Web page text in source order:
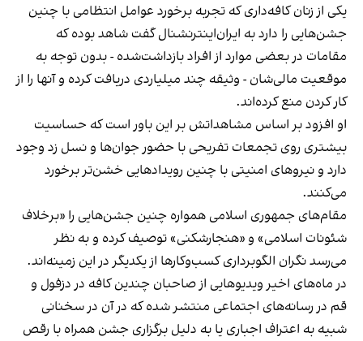
یکی از زنان کافه‌داری که تجربه برخورد عوامل انتظامی با چنین
جشن‌هایی را دارد به ایران‌اینترنشنال گفت شاهد بوده که
مقامات در بعضی موارد از افراد بازداشت‌‌شده - بدون توجه به
موقعیت مالی‌شان - وثیقه چند میلیاردی دریافت کرده و آنها را از
کار کردن منع کرده‌اند.
او افزود بر اساس مشاهداتش بر این باور است که حساسیت
بیشتری روی تجمعات تفریحی با حضور جوان‌ها و نسل زد وجود
دارد و نیروهای امنیتی با چنین رویدادهایی خشن‌تر برخورد
می‌کنند.
مقام‌های جمهوری اسلامی همواره چنین جشن‌هایی را «برخلاف
شئونات اسلامی» و «هنجارشکنی» توصیف کرده و به نظر
می‌رسد نگران الگوبرداری کسب‌وکارها از یکدیگر در این زمینه‌اند.
در ماه‌های اخیر ویدیوهایی از صاحبان چندین کافه در دزفول و
قم در رسانه‌های اجتماعی منتشر شده که در آن در سخنانی
شبیه به اعتراف اجباری یا به دلیل برگزاری جشن همراه با رقص